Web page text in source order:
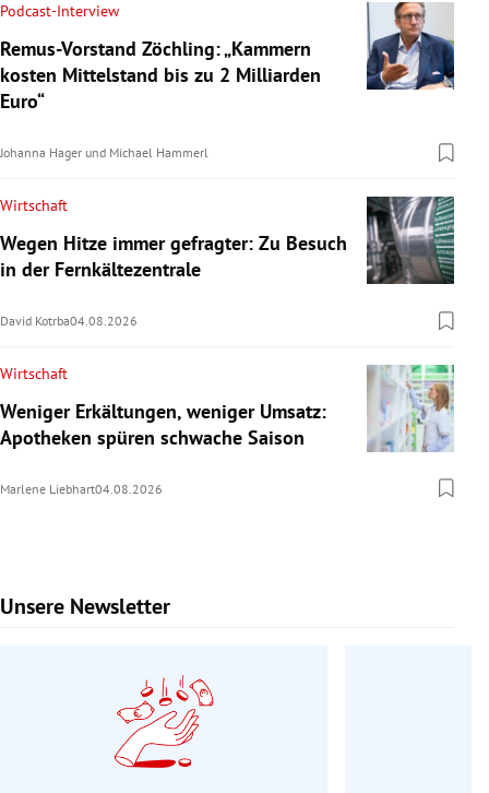
Podcast-Interview
Remus-Vorstand Zöchling: „Kammern
kosten Mittelstand bis zu 2 Milliarden
Euro“
Johanna Hager und Michael Hammerl
Wirtschaft
Wegen Hitze immer gefragter: Zu Besuch
in der Fernkältezentrale
David Kotrba04.08.2026
Wirtschaft
Weniger Erkältungen, weniger Umsatz:
Apotheken spüren schwache Saison
Marlene Liebhart04.08.2026
Unsere Newsletter
Slide 1 von 9